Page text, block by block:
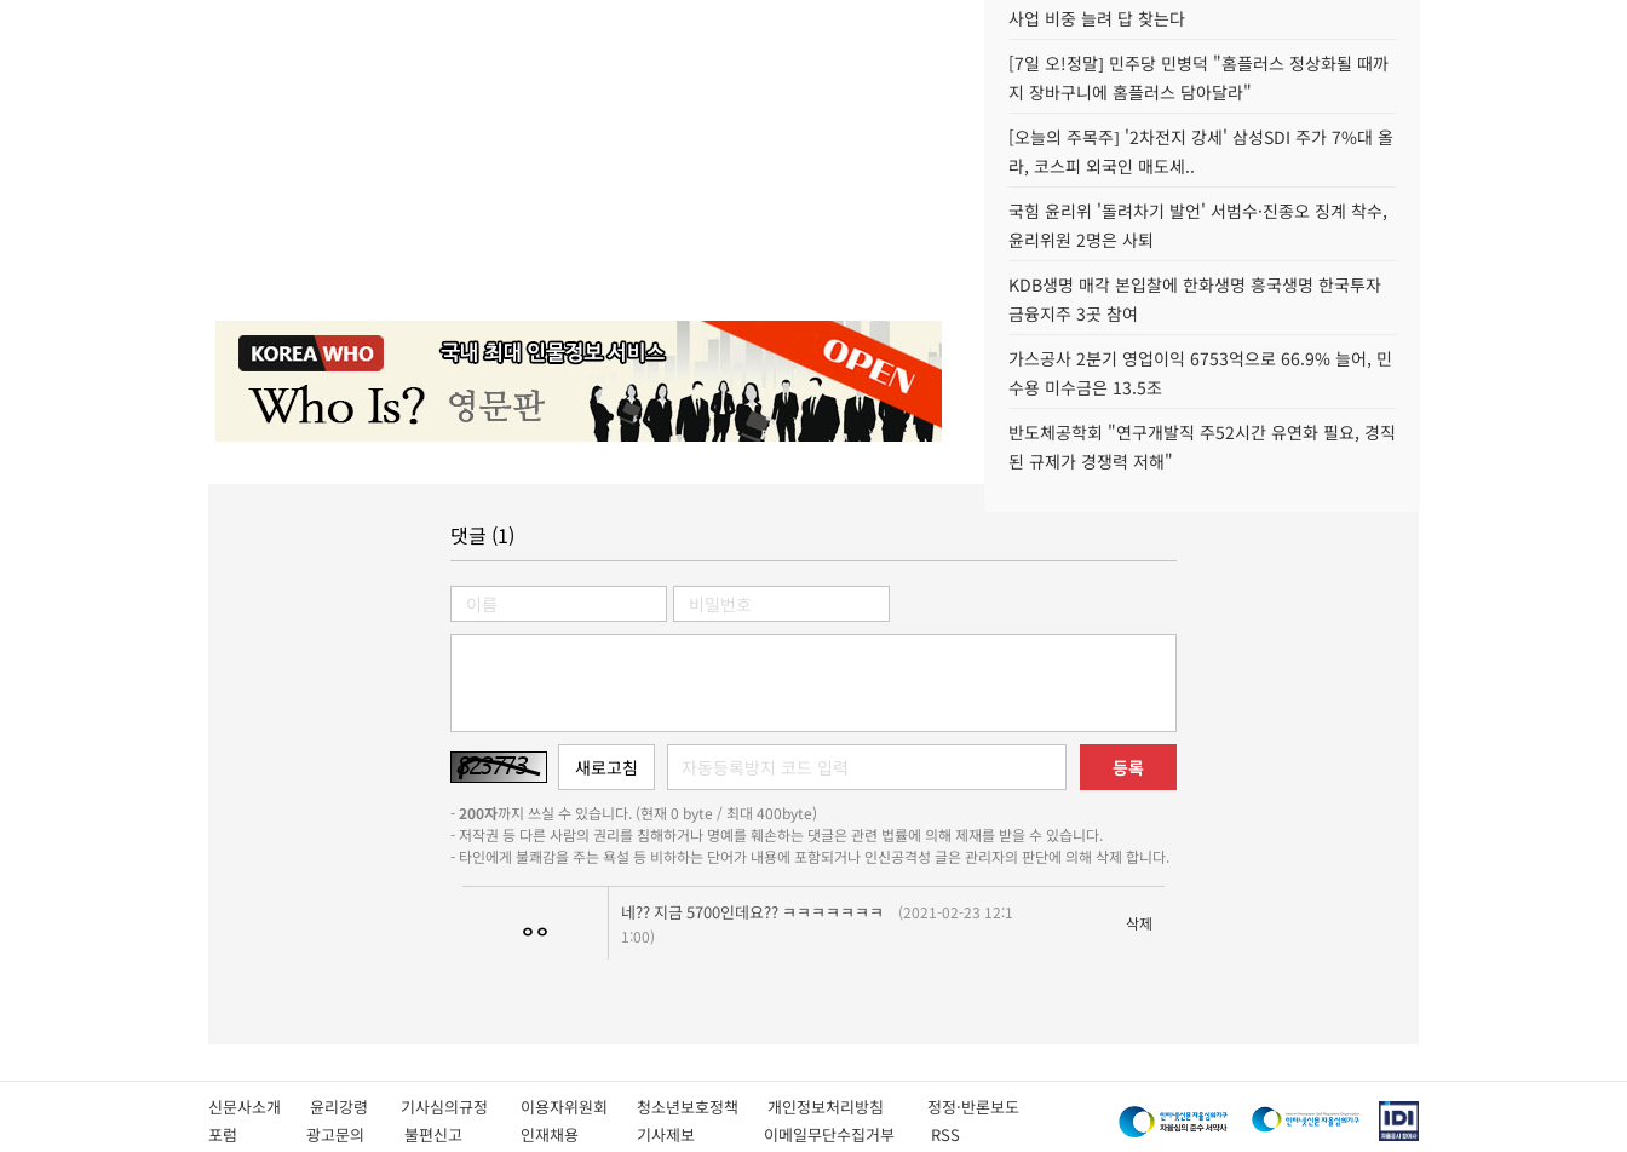
사업 비중 늘려 답 찾는다
[7일 오!정말] 민주당 민병덕 "홈플러스 정상화될 때까
지 장바구니에 홈플러스 담아달라"
[오늘의 주목주] '2차전지 강세' 삼성SDI 주가 7%대 올
라, 코스피 외국인 매도세..
국힘 윤리위 '돌려차기 발언' 서범수·진종오 징계 착수,
윤리위원 2명은 사퇴
KDB생명 매각 본입찰에 한화생명 흥국생명 한국투자
금융지주 3곳 참여
가스공사 2분기 영업이익 6753억으로 66.9% 늘어, 민
수용 미수금은 13.5조
반도체공학회 "연구개발직 주52시간 유연화 필요, 경직
된 규제가 경쟁력 저해"
댓글 (1)
등록
-200자까지 쓰실 수 있습니다. (현재 0 byte / 최대 400byte)
- 저작권 등 다른 사람의 권리를 침해하거나 명예를 훼손하는 댓글은 관련 법률에 의해 제재를 받을 수 있습니다.
- 타인에게 불쾌감을 주는 욕설 등 비하하는 단어가 내용에 포함되거나 인신공격성 글은 관리자의 판단에 의해 삭제 합니다.
ㅇㅇ
네?? 지금 5700인데요?? ㅋㅋㅋㅋㅋㅋㅋ
(2021-02-23 12:1
1:00)
삭제
신문사소개 윤리강령 기사심의규정 이용자위원회 청소년보호정책 개인정보처리방침 정정·반론보도
포럼
광고문의 불편신고 인재채용 기사제보 이메일무단수집거부 RSS